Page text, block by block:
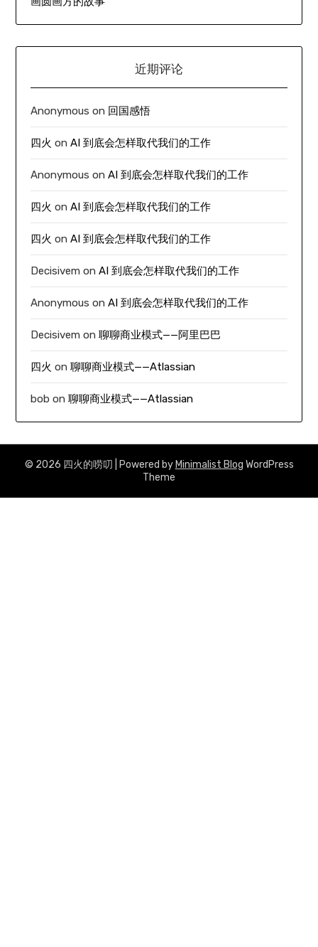
近期评论
Anonymous on 回国感悟
四火 onAI 到底会怎样取代我们的工作
Anonymous onAI 到底会怎样取代我们的工作
四火 onAI 到底会怎样取代我们的工作
四火 onAI 到底会怎样取代我们的工作
Decisivem onAI 到底会怎样取代我们的工作
Anonymous onAI 到底会怎样取代我们的工作
Decisivem on聊聊商业模式——阿里巴巴
四火 on聊聊商业模式——Atlassian
bob on聊聊商业模式——Atlassian
© 2026 四火的唠叨 | Powered by Minimalist Blog WordPress
Theme